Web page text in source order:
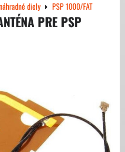
diely PSP 1000/FAT
PRE PSP